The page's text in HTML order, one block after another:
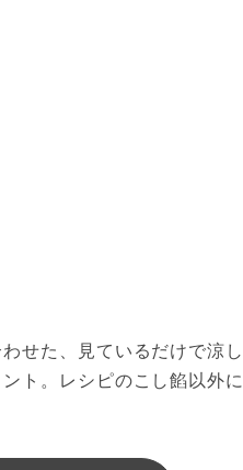
せた、見ているだけで涼し
ト。レシピのこし餡以外に